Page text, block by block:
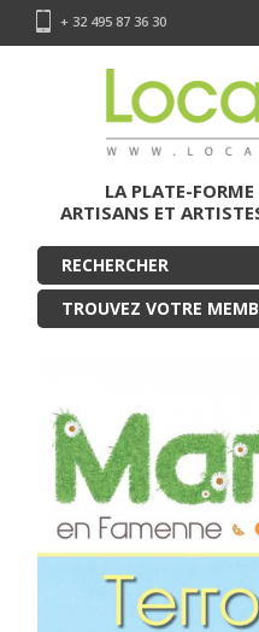
+ 32 495 87 36 30
LA PLATE-
ARTISANS ET
TROUVEZ VOTRE